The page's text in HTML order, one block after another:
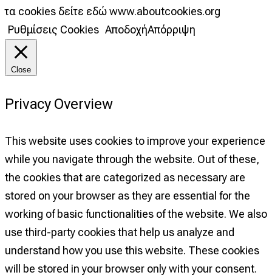
τα cookies δείτε εδώ www.aboutcookies.org
Ρυθμίσεις Cookies ΑποδοχήΑπόρριψη
Close
Privacy Overview
This website uses cookies to improve your experience
while you navigate through the website. Out of these,
the cookies that are categorized as necessary are
stored on your browser as they are essential for the
working of basic functionalities of the website. We also
use third-party cookies that help us analyze and
understand how you use this website. These cookies
will be stored in your browser only with your consent.